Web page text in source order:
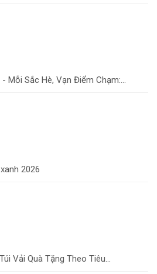
- Mỗi Sắc Hè, Vạn Điểm Chạm:...
2026
Vải Quà Tặng Theo Tiêu...